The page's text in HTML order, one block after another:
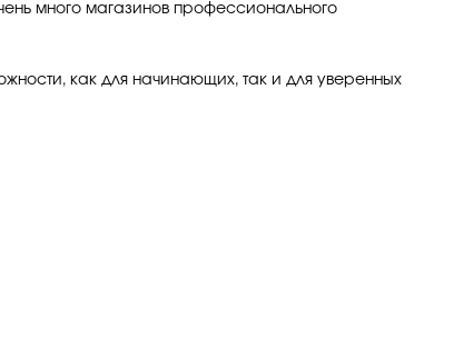
много магазинов профессионального
как для начинающих, так и для уверенных